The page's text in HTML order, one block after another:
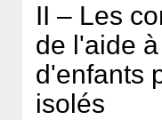
II – Les
de l'aide
d'enfants
isolés